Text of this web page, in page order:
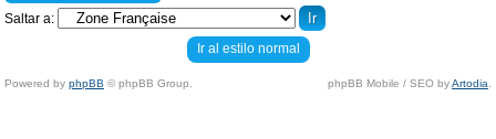
Saltar a:
Ir al estilo normal
Powered by phpBB © phpBB Group. phpBB Mobile / SEO byArtodia